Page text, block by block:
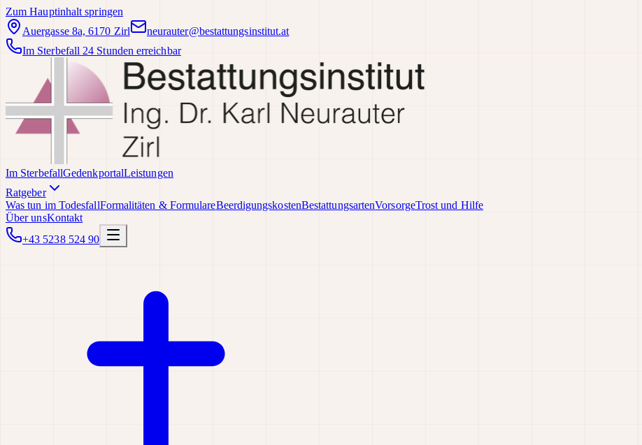
Zum Hauptinhalt springen
Auergasse 8a, 6170 Zirl
neurauter@bestattungsinstitut.at
Im Sterbefall 24 Stunden erreichbar
Im SterbefallGedenkportalLeistungen
Ratgeber
Was tun im TodesfallFormalitäten & FormulareBeerdigungskostenBestattungsartenVorsorgeTrost und Hilfe
Über unsKontakt
+43 5238 524 90